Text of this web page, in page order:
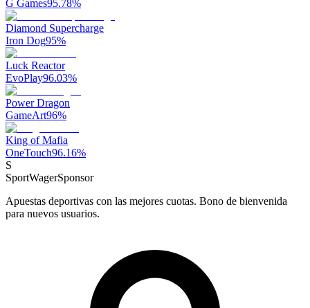
G Games95.78%
Diamond Supercharge
Iron Dog95%
Luck Reactor
EvoPlay96.03%
Power Dragon
GameArt96%
King of Mafia
OneTouch96.16%
S
SportWagerSponsor
Apuestas deportivas con las mejores cuotas. Bono de bienvenida
para nuevos usuarios.